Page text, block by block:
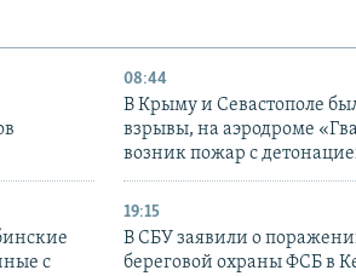
08:44
В Крыму и Севастополе
взрывы, на аэродроме
возник пожар с
с
19:15
В СБУ заявили о
береговой охраны ФСБ в